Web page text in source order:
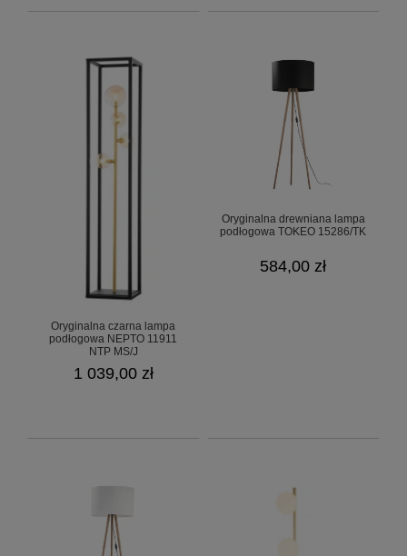
Oryginalna czarna lampa
podłogowa NEPTO 11911
NTP MS/J
1 039,00 zł
Oryginalna drewniana lampa
podłogowa TOKEO 15286/TK
584,00 zł